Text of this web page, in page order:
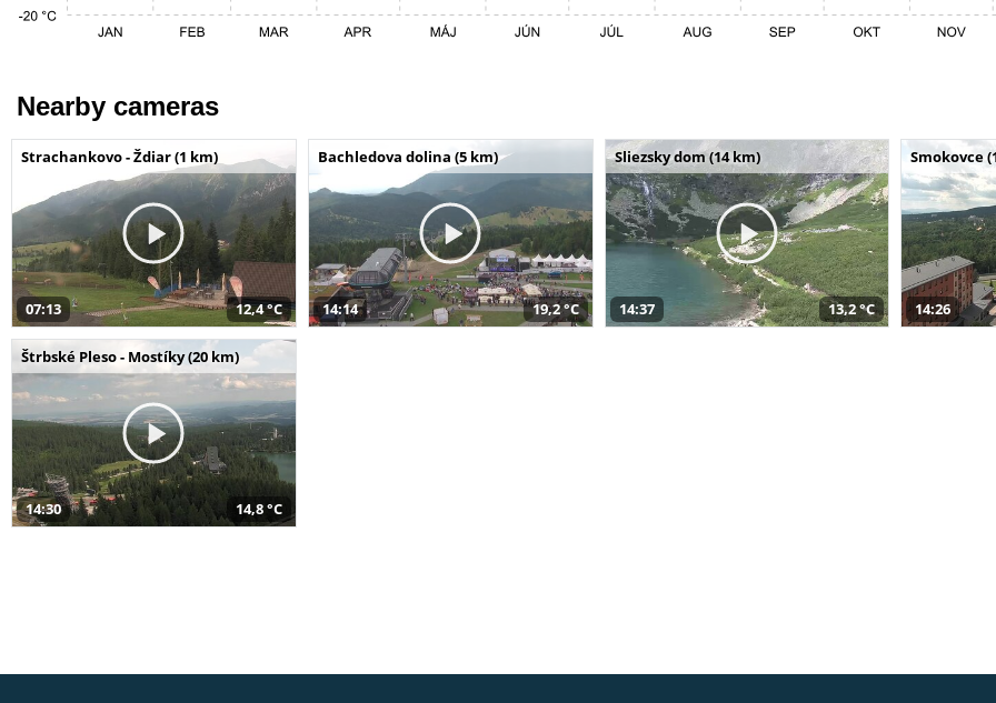
Nearby cameras
Strachankovo - Ždiar (1 km)
07:13 12,4 °C
Bachledova dolina (5 km)
14:14 19,2 °C
Sliezsky dom (14 km)
14:37 13,2 °C
Smokovce
14:26
Štrbské Pleso - Mostíky (20 km)
14:30 14,8 °C